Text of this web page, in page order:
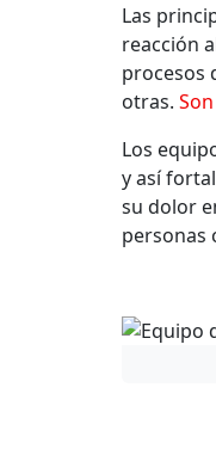
Las
reacción
procesos
otras.
Los
y así
su dolor
personas